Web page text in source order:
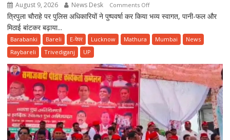
August 9, 2026 News Desk Comments Offon
बोल
गूंजा
रायबरेली,
बरसे
फूल।
त्रिपुला चौराहे पर पुलिस अधिकारियों ने पुष्पवर्षा कर किया भव्य स्वागत, पानी-फल और
मिठाई बांटकर बढ़ाया...
Barabanki Bareli E-पेपर Lucknow Mathura Mumbai
News
Raybareli
Trivediganj UP